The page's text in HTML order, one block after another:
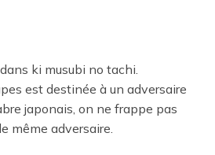
ki musubi no tachi.
est destinée à un adversaire
japonais, on ne frappe pas
même adversaire.